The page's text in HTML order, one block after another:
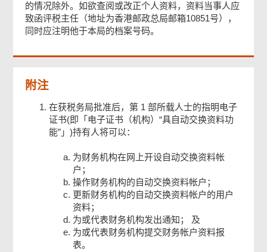
确认通知书
的情况除外。如欲查阅或改正个人资料，资料当事人应
致函评税主任（地址为香港邮政总局邮箱10851号），
同时应注明他于本局的档案号码。
附注
在获税务局批准后，第 1 部所载人士的指明电子
证书(即「电子证书（机构）“具自动交换资料功
能”」)持有人将可以：
为财务机构在网上开设自动交换资料帐
户；
操作财务机构的自动交换资料帐户；
更新财务机构的自动交换资料帐户的用户
资料；
为或代表财务机构发出通知； 及
为或代表财务机构提交财务帐户资料报
表。